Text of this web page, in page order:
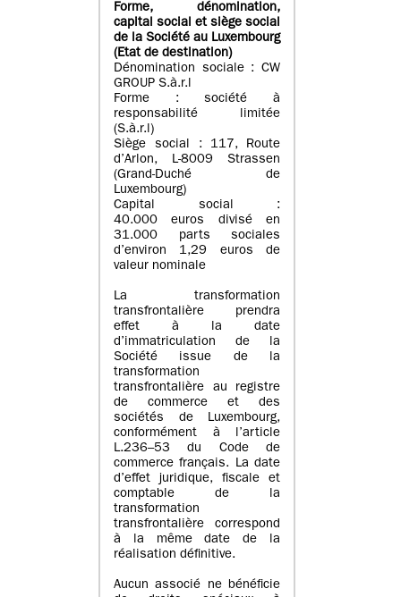
Forme, dénomination,
capital social et siège social
de la Société au Luxembourg
(Etat de destination)
Dénomination sociale : CW
GROUP S.à.r.l
Forme : société à
responsabilité limitée
(S.à.r.l)
Siège social : 117, Route
d’Arlon, L-8009 Strassen
(Grand-Duché de
Luxembourg)
Capital social :
40.000 euros divisé en
31.000 parts sociales
d’environ 1,29 euros de
valeur nominale
La transformation
transfrontalière prendra
effet à la date
d’immatriculation de la
Société issue de la
transformation
transfrontalière au registre
de commerce et des
sociétés de Luxembourg,
conformément à l’article
L.236–53 du Code de
commerce français. La date
d’effet juridique, fiscale et
comptable de la
transformation
transfrontalière correspond
à la même date de la
réalisation définitive.
Aucun associé ne bénéficie